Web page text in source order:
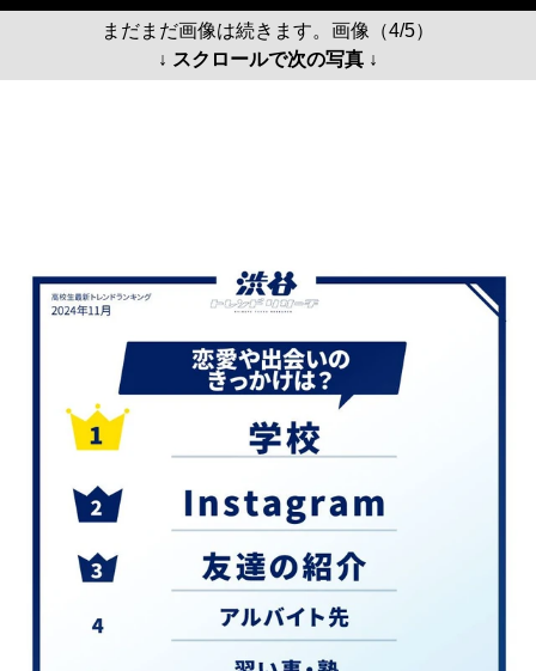
まだまだ画像は続きます。画像（4/5）
↓ スクロールで次の写真 ↓